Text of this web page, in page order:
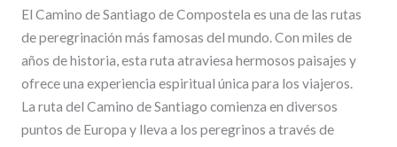
El Camino de Santiago de Compostela es una de las rutas
de peregrinación más famosas del mundo. Con miles de
años de historia, esta ruta atraviesa hermosos paisajes y
ofrece una experiencia espiritual única para los viajeros.
La ruta del Camino de Santiago comienza en diversos
puntos de Europa y lleva a los peregrinos a través de